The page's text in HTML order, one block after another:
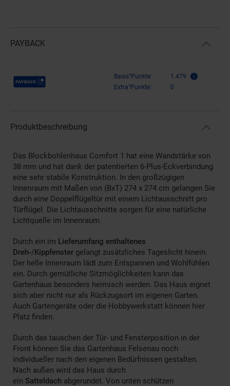
PAYBACK
Payback Punkte Basis°Punkte:
1.479
Extra°Punkte:
0
Produktbeschreibung
Das Blockbohlenhaus Comfort 1 hat eine Wandstärke von
38 mm und hat dank der patentierten 6-Plus-Eckverbindung
eine sehr stabile Konstruktion. In den großzügigen
Innenraum mit Maßen von (BxT) 274 x 274 cm gelangen Sie
durch eine Doppelflügeltür mit einem Lichtausschnitt pro
Türflügel. Die Lichtausschnitte sorgen für eine natürliche
Lichtquelle im Innenraum.
Durch ein im Lieferumfang enthaltenes
Dreh-/Kippfenster gelangt zusätzliches Tageslicht hinein.
Der helle Innenraum lädt zum Entspannen und Wohlfühlen
ein. Durch gemütliche Sitzmöglichkeiten kann das
Gartenhaus besonders heimisch werden. Das Haus eignet
sich aber nicht nur als Rückzugsort im eigenen Garten.
Auch Gartengeräte oder die Hobbywerkstatt können hier
Platz finden.
Durch das tauschen der Tür- und Fensterposition in der
Front können Sie das Gartenhaus Felsenau noch
individueller nach den eigenen Bedürfnissen gestalten.
Nach außen wird das Haus durch
ein Satteldach abgerundet. Von unten schützen